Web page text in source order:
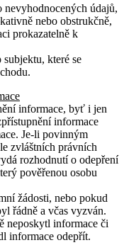
nevyhodnocených údajů,
nebo obstrukčně,
prokazatelně k
které se
informace, byť i jen
informace
Je-li povinným
zvláštních právních
rozhodnutí o odepření
pověřenou osobu
žádosti, nebo pokud
řádně a včas vyzván.
neposkytl informace či
informace odepřít.